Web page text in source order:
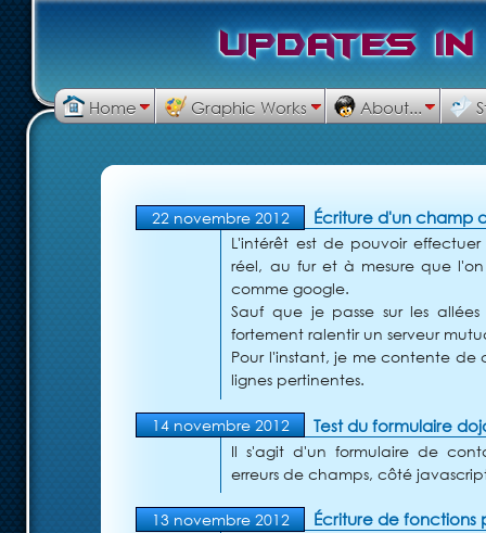
Updates in
Home Graphic Works About...
22 novembre 2012 Écriture d'un champ
L'intérêt est de pouvoir
réel, au fur et à mesure que
comme google.
Sauf que je passe sur les
fortement ralentir un serveur
Pour l'instant, je me contente de
lignes pertinentes.
14 novembre 2012 Test du formulaire
Il s'agit d'un formulaire de
erreurs de champs, côté
13 novembre 2012 Écriture de fonctions